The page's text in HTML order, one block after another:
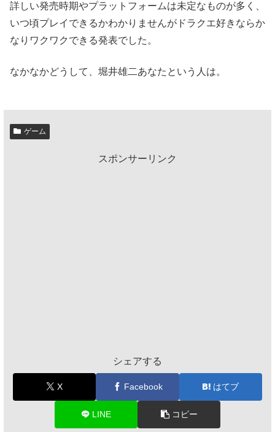
詳しい発売時期やプラットフォームは未定なものが多く、
いつ頃プレイできるかわかりませんがドラクエ好きならか
なりワクワクできる発表でした。
なかなかどうして、堀井雄二あなたという人は。
ゲーム
スポンサーリンク
シェアする
X Facebook はてブ
LINE コピー